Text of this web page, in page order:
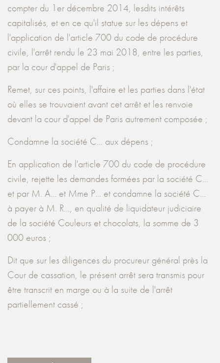
compter du 1er décembre 2014, lesdits intérêts
capitalisés, et en ce qu'il statue sur les dépens et
l'application de l'article 700 du code de procédure
civile, l'arrêt rendu le 23 mai 2018, entre les parties,
par la cour d'appel de Paris ;
Remet, sur ces points, l'affaire et les parties dans l'état
où elles se trouvaient avant cet arrêt et les renvoie
devant la cour d'appel de Paris autrement composée ;
Condamne la société C... aux dépens ;
En application de l'article 700 du code de procédure
civile, rejette les demandes formées par la société C...
et par M. A... et Mme P... et condamne la société C...
à payer à M. R..., en qualité de liquidateur judiciaire
de la société Couleurs et chocolats, la somme de 3
000 euros ;
Dit que sur les diligences du procureur général près la
Cour de cassation, le présent arrêt sera transmis pour
être transcrit en marge ou à la suite de l'arrêt
partiellement cassé ;